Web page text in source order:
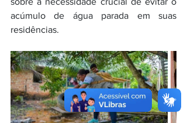
acúmulo de água parada em suas
residências.